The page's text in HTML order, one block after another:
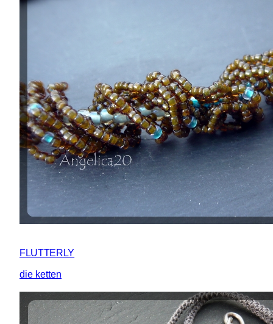
FLUTTERLY
die ketten